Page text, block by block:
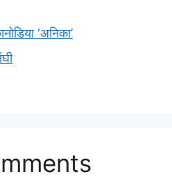
‘अनिका’